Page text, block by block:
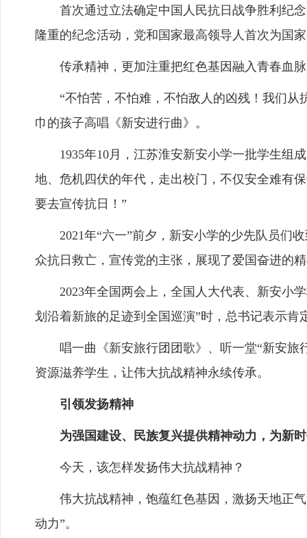
首次通过立法确定中国人民抗日战争胜利纪念
隆重的纪念活动，党和国家最高领导人首次为国
传承精神，更加注重把红色基因融入青春血脉
“不怕苦，不怕难，不怕敌人的凶残！我们从
巾的孩子高唱《新安进行曲》。
1935年10月，江苏淮安新安小学一批学生组成
地、危机四伏的年代，走出校门，不仅安全难有
要去宣传抗日！”
2021年“六一”前夕，新安小学的少先队员们收
众抗日救亡，宣传党的主张，展现了爱国奋进的
2023年全国两会上，全国人大代表、新安小学
划沿着新旅的足迹到全国巡演”时，总书记表示肯
唱一曲《新安旅行团团歌》、听一堂“新安旅
资源滋养学生，让伟大抗战精神永续传承。
引领发扬精神
为强国建设、民族复兴提供精神动力，为新时
今天，该怎样发扬伟大抗战精神？
伟大抗战精神，饱蕴红色基因，激扬天地正气
动力”。